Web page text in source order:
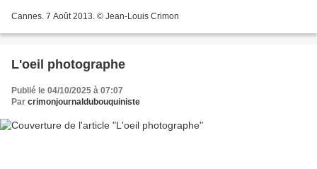
Cannes. 7 Août 2013. © Jean-Louis Crimon
L'oeil photographe
Publié le 04/10/2025 à 07:07
Par crimonjournaldubouquiniste